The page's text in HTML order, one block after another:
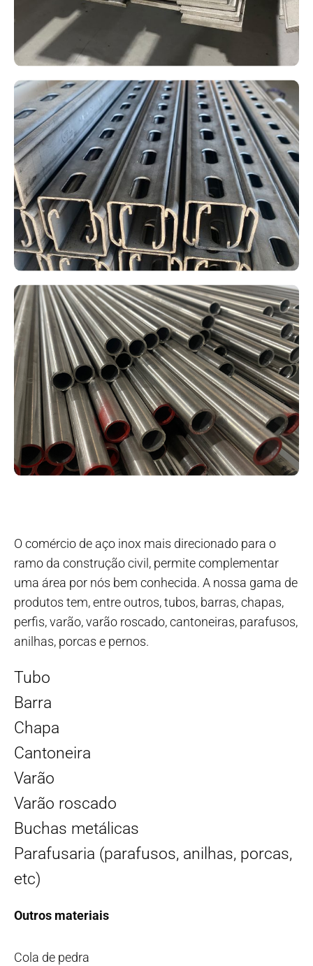
O comércio de aço inox mais direcionado para o
ramo da construção civil, permite complementar
uma área por nós bem conhecida. A nossa gama de
produtos tem, entre outros, tubos, barras, chapas,
perfis, varão, varão roscado, cantoneiras, parafusos,
anilhas, porcas e pernos.
Tubo
Barra
Chapa
Cantoneira
Varão
Varão roscado
Buchas metálicas
Parafusaria (parafusos, anilhas, porcas,
etc)
Outros materiais
Cola de pedra